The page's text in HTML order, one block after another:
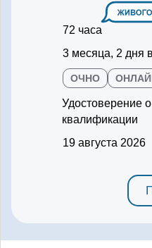
72 часа
3 месяца, 2 дня
ОЧНО
Удостоверение
квалификации
19 августа 2026